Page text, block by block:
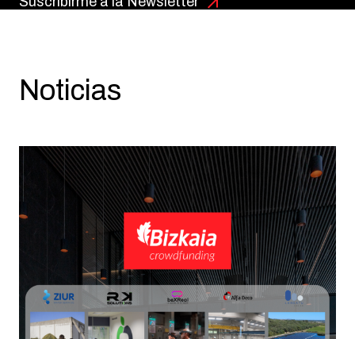
Noticias